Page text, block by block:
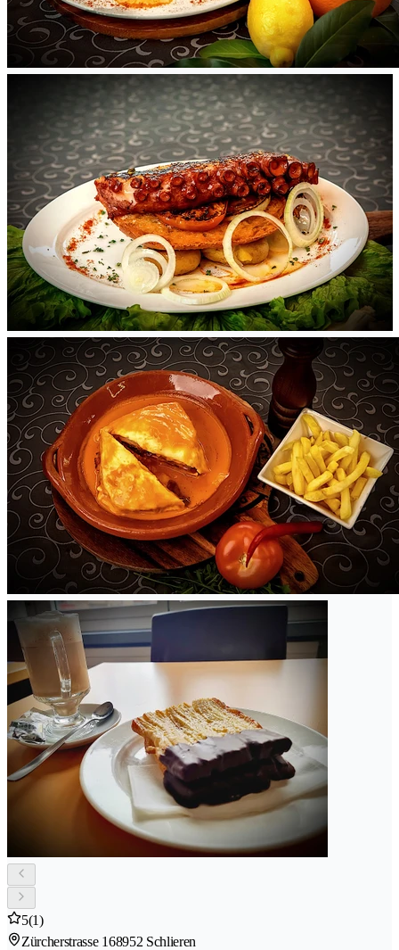
5(1)
Zürcherstrasse 168952 Schlieren